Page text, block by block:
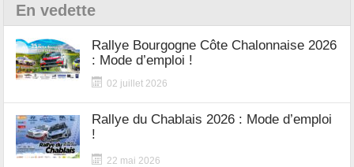
En vedette
Rallye Bourgogne Côte Chalonnaise 2026
: Mode d’emploi !
02 juillet 2026
Rallye du Chablais 2026 : Mode d’emploi
!
22 mai 2026